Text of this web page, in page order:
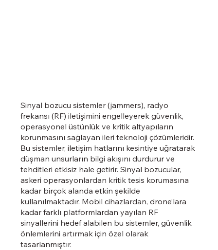
Sinyal bozucu sistemler (jammers), radyo
frekansı (RF) iletişimini engelleyerek güvenlik,
operasyonel üstünlük ve kritik altyapıların
korunmasını sağlayan ileri teknoloji çözümleridir.
Bu sistemler, iletişim hatlarını kesintiye uğratarak
düşman unsurların bilgi akışını durdurur ve
tehditleri etkisiz hale getirir. Sinyal bozucular,
askeri operasyonlardan kritik tesis korumasına
kadar birçok alanda etkin şekilde
kullanılmaktadır. Mobil cihazlardan, drone’lara
kadar farklı platformlardan yayılan RF
sinyallerini hedef alabilen bu sistemler, güvenlik
önlemlerini artırmak için özel olarak
tasarlanmıştır.